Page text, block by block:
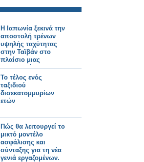
Η Ιαπωνία ξεκινά την
αποστολή τρένων
υψηλής ταχύτητας
στην Ταϊβάν στο
πλαίσιο μιας
σημαντικής
σιδηροδρομικής
παραγγελίας.
Το τέλος ενός
ταξιδιού
δισεκατομμυρίων
ετών
Πώς θα λειτουργεί το
μικτό μοντέλο
ασφάλισης και
σύνταξης για τη νέα
γενιά εργαζομένων.